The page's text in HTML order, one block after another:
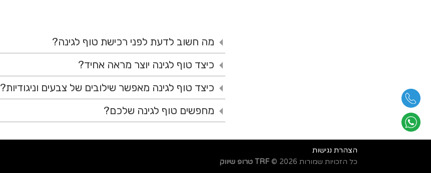
מה חשוב לדעת לפני רכישת טוף לגינה?
כיצד טוף לגינה יוצר מראה אחיד?
כיצד טוף לגינה מאפשר שילובים של צבעים וניגודיות?
מחפשים טוף לגינה שלכם?
הצהרת נגישות
כל הזכויות שמורות 2026 ©
TRF טרופ שיווק